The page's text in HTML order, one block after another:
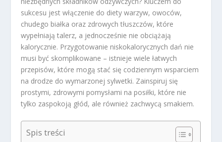
sukcesu jest włączenie do diety warzyw, owoców,
chudego białka oraz zdrowych tłuszczów, które
wypełniają talerz, a jednocześnie nie obciążają
kalorycznie. Przygotowanie niskokalorycznych dań nie
musi być skomplikowane – istnieje wiele łatwych
przepisów, które mogą stać się codziennym wsparciem
na drodze do wymarzonej sylwetki. Zainspiruj się
prostymi, zdrowymi pomysłami na posiłki, które nie
tylko zaspokoją głód, ale również zachwycą smakiem.
Spis treści